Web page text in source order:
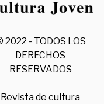
2022 - TODOS LOS
DERECHOS
RESERVADOS
Revista de cultura